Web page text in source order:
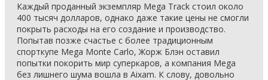
Каждый проданный экземпляр Mega Track стоил около
400 тысяч долларов, однако даже такие цены не смогли
покрыть расходы на его создание и производство.
Попытав позже счастье с более традиционным
спорткупе Mega Monte Carlo, Жорж Блэн оставил
попытки покорить мир суперкаров, а компания Mega
без лишнего шума вошла в Aixam. К слову, довольно